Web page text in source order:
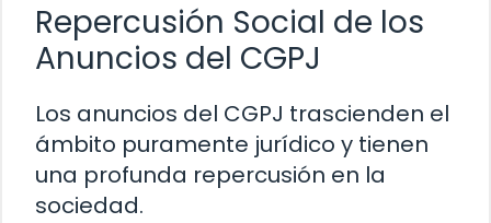
Repercusión Social de los
Anuncios del CGPJ
Los anuncios del CGPJ trascienden el
ámbito puramente jurídico y tienen
una profunda repercusión en la
sociedad.